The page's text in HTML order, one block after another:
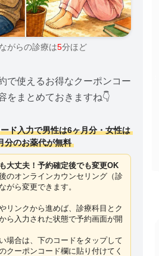
がらの診療は5分ほど
で使えるお得なクーポンコー
をまとめておきますね👇
ド入力で男性は6ヶ月分・女性は
分のお薬代が無料
大丈夫！予約確定後でも変更OK
のオンラインカウンセリング（診
がら変更できます。
リンクから進めば、診療科目とク
ら入力された状態で予約画面が開
場合は、下のコードをタップして
クーポンコード欄に貼り付けてく